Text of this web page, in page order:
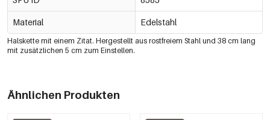
Material Edelstahl
Halskette mit einem Zitat. Hergestellt aus rostfreiem Stahl und 38 cm lang
mit zusätzlichen 5 cm zum Einstellen.
Ähnlichen Produkten